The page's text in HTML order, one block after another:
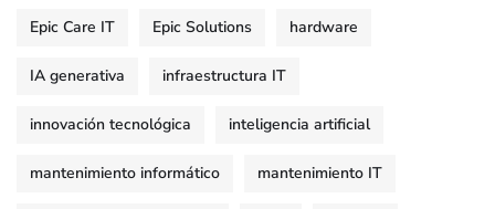
Epic Care IT Epic Solutions hardware
IA generativa infraestructura IT
innovación tecnológica inteligencia artificial
mantenimiento informático mantenimiento IT